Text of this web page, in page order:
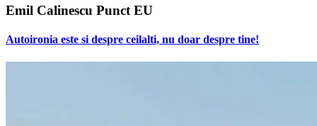
Emil Calinescu Punct EU
Autoironia este si despre ceilalti, nu doar despre tine!